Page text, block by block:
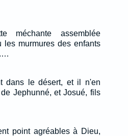
méchante assemblée
les murmures des enfants
dans le désert, et il n'en
Jephunné, et Josué, fils
point agréables à Dieu,